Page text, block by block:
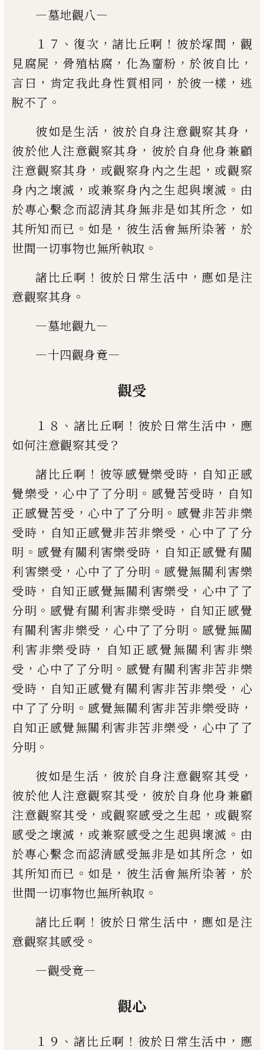
—墓地觀八—
１７ 、復次 ，諸比丘啊 ！ 彼於塚間 ， 觀
見腐屍 ， 骨殖枯腐 ， 化為齏粉 ， 於彼自比 ，
言曰 ， 肯定我此身性質相同 ， 於彼一樣 ， 逃
脫不了 。
彼如是生活 ， 彼於自身注意觀察其身 ，
彼於他人注意觀察其身 ， 彼於自身他身兼顧
注意觀察其身 ， 或觀察身內之生起 ， 或觀察
身內之壞滅 ， 或兼察身內之生起與壞滅 。 由
於專心繫念而認清其身無非是如其所念 ， 如
其所知而已 。 如是 ， 彼生活會無所染著 ， 於
世間一切事物也無所執取 。
諸比丘啊 ！ 彼於日常生活中 ， 應如是注
意觀察其身 。
—墓地觀九—
—十四觀身竟—
觀受
１８ 、諸比丘啊 ！ 彼於日常生活中 ， 應
如何注意觀察其受？
諸比丘啊 ！ 彼等感覺樂受時 ， 自知正感
覺樂受 ， 心中了了分明 。 感覺苦受時 ， 自知
正感覺苦受 ， 心中了了分明 。 感覺非苦非樂
受時 ， 自知正感覺非苦非樂受 ， 心中了了分
明 。 感覺有關利害樂受時 ， 自知正感覺有關
利害樂受 ， 心中了了分明 。 感覺無關利害樂
受時 ， 自知正感覺無關利害樂受 ， 心中了了
分明 。 感覺有關利害非樂受時 ， 自知正感覺
有關利害非樂受 ， 心中了了分明 。 感覺無關
利害非樂受時 ， 自知正感覺無關利害非樂
受 ， 心中了了分明 。 感覺有關利害非苦非樂
受時 ， 自知正感覺有關利害非苦非樂受 ， 心
中了了分明 。 感覺無關利害非苦非樂受時 ，
自知正感覺無關利害非苦非樂受 ， 心中了了
分明 。
彼如是生活 ， 彼於自身注意觀察其受 ，
彼於他人注意觀察其受 ， 彼於自身他身兼顧
注意觀察其受 ， 或觀察感受之生起 ， 或觀察
感受之壞滅 ， 或兼察感受之生起與壞滅 。 由
於專心繫念而認清感受無非是如其所念 ， 如
其所知而已 。 如是 ， 彼生活會無所染著 ， 於
世間一切事物也無所執取 。
諸比丘啊 ！ 彼於日常生活中 ， 應如是注
意觀察其感受 。
—觀受竟—
觀心
１９ 、諸比丘啊 ！ 彼於日常生活中 ， 應